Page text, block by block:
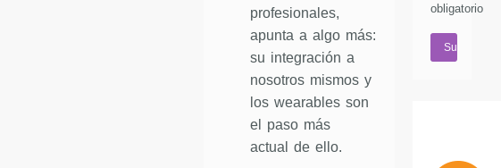
profesionales,
apunta a algo más:
su integración a
nosotros mismos y
los wearables son
el paso más
actual de ello.
obligatorio